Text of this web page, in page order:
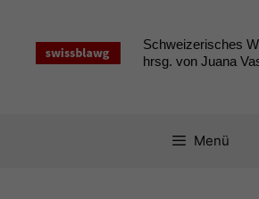
springen
Schweizerisches
hrsg. von Juana
Menü